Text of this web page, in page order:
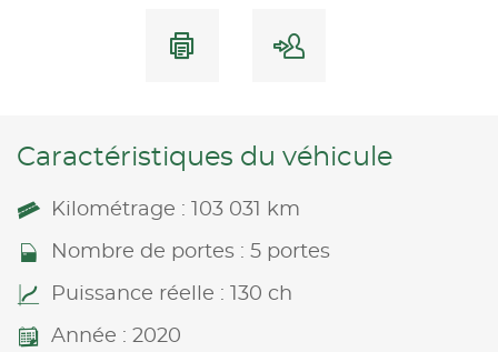
Caractéristiques du véhicule
Kilométrage : 103 031 km
Nombre de portes : 5 portes
Puissance réelle : 130 ch
Année : 2020